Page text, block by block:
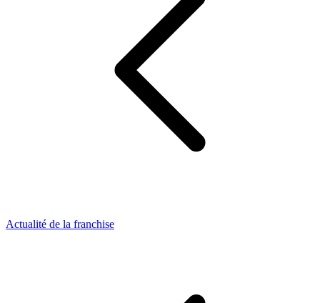
Actualité de la franchise